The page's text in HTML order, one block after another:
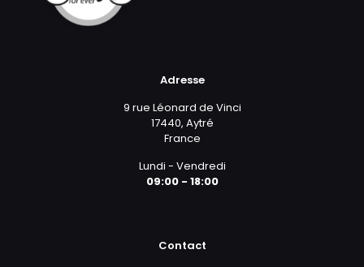
Adresse
9 rue Léonard de Vinci
17440, Aytré
France
Lundi - Vendredi
09:00 - 18:00
Contact